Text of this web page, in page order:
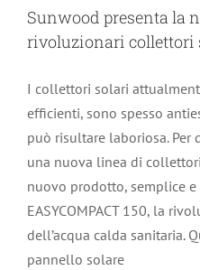
Sunwood presenta la
rivoluzionari collettori
I collettori solari
efficienti, sono spesso
può risultare laboriosa. Per
una nuova linea di
nuovo prodotto, semplice
EASYCOMPACT 150, la
dell’acqua calda sanitaria.
pannello solare